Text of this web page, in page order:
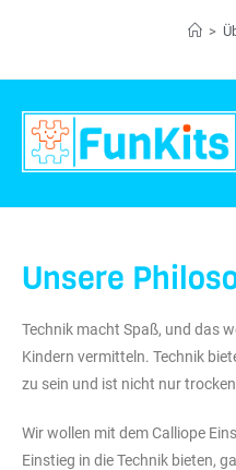
>
Unsere
Technik macht Spaß, und das
Kindern vermitteln. Technik
zu sein und ist nicht nur
Wir wollen mit dem Calliope
Einstieg in die Technik bieten,